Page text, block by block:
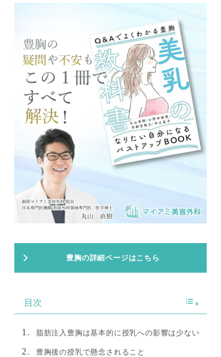
豊胸の詳細ページはこちら
目次
脂肪注入豊胸は基本的に授乳への影響は少ない
豊胸後の授乳で懸念されること